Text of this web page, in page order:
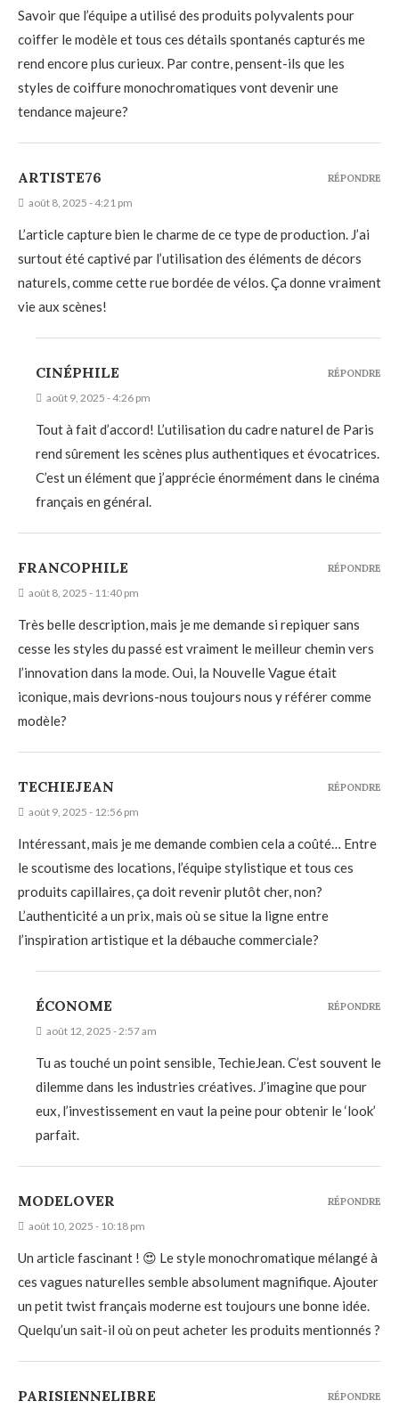
Savoir que l’équipe a utilisé des produits polyvalents pour
coiffer le modèle et tous ces détails spontanés capturés me
rend encore plus curieux. Par contre, pensent-ils que les
styles de coiffure monochromatiques vont devenir une
tendance majeure?
ARTISTE76
août 8, 2025 - 4:21 pm
L’article capture bien le charme de ce type de production. J’ai
surtout été captivé par l’utilisation des éléments de décors
naturels, comme cette rue bordée de vélos. Ça donne vraiment
vie aux scènes!
RÉPONDRE
CINÉPHILE
août 9, 2025 - 4:26 pm
Tout à fait d’accord! L’utilisation du cadre naturel de Paris
rend sûrement les scènes plus authentiques et évocatrices.
C’est un élément que j’apprécie énormément dans le cinéma
français en général.
RÉPONDRE
FRANCOPHILE
août 8, 2025 - 11:40 pm
Très belle description, mais je me demande si repiquer sans
cesse les styles du passé est vraiment le meilleur chemin vers
l’innovation dans la mode. Oui, la Nouvelle Vague était
iconique, mais devrions-nous toujours nous y référer comme
modèle?
RÉPONDRE
TECHIEJEAN
août 9, 2025 - 12:56 pm
Intéressant, mais je me demande combien cela a coûté… Entre
le scoutisme des locations, l’équipe stylistique et tous ces
produits capillaires, ça doit revenir plutôt cher, non?
L’authenticité a un prix, mais où se situe la ligne entre
l’inspiration artistique et la débauche commerciale?
RÉPONDRE
ÉCONOME
août 12, 2025 - 2:57 am
Tu as touché un point sensible, TechieJean. C’est souvent le
dilemme dans les industries créatives. J’imagine que pour
eux, l’investissement en vaut la peine pour obtenir le ‘look’
parfait.
RÉPONDRE
MODELOVER
août 10, 2025 - 10:18 pm
Un article fascinant ! 😍 Le style monochromatique mélangé à
ces vagues naturelles semble absolument magnifique. Ajouter
un petit twist français moderne est toujours une bonne idée.
Quelqu’un sait-il où on peut acheter les produits mentionnés ?
RÉPONDRE
PARISIENNELIBRE RÉPONDRE